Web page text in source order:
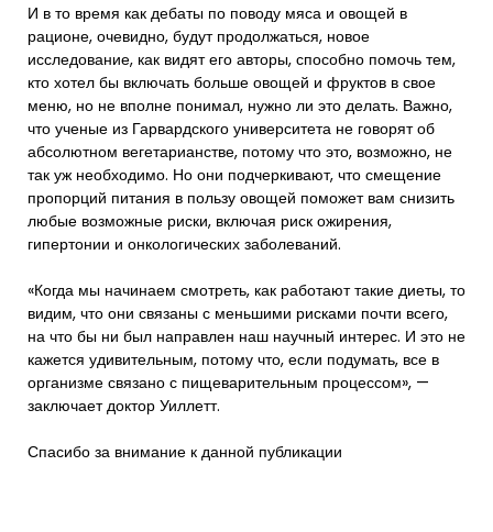
И в то время как дебаты по поводу мяса и овощей в
рационе, очевидно, будут продолжаться, новое
исследование, как видят его авторы, способно помочь тем,
кто хотел бы включать больше овощей и фруктов в свое
меню, но не вполне понимал, нужно ли это делать. Важно,
что ученые из Гарвардского университета не говорят об
абсолютном вегетарианстве, потому что это, возможно, не
так уж необходимо. Но они подчеркивают, что смещение
пропорций питания в пользу овощей поможет вам снизить
любые возможные риски, включая риск ожирения,
гипертонии и онкологических заболеваний.
«Когда мы начинаем смотреть, как работают такие диеты, то
видим, что они связаны с меньшими рисками почти всего,
на что бы ни был направлен наш научный интерес. И это не
кажется удивительным, потому что, если подумать, все в
организме связано с пищеварительным процессом», —
заключает доктор Уиллетт.
Спасибо за внимание к данной публикации